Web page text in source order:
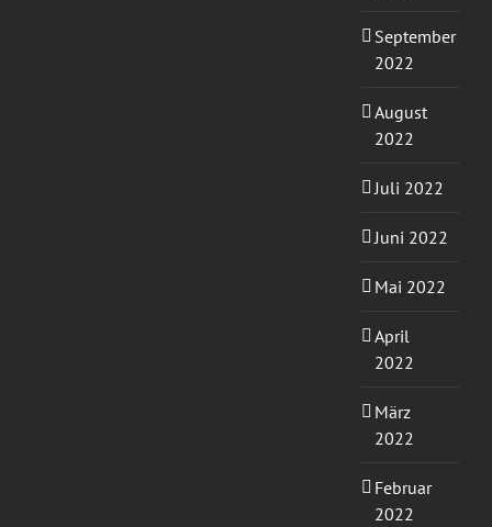
September
2022
August
2022
Juli 2022
Juni 2022
Mai 2022
April
2022
März
2022
Februar
2022